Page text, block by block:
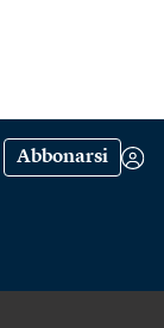
Abbonarsi